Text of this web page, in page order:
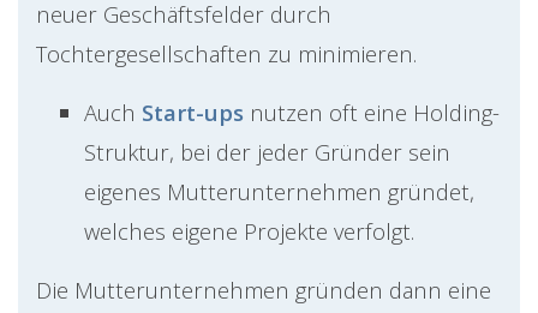
neuer Geschäftsfelder durch
Tochtergesellschaften zu minimieren.
Auch Start-ups nutzen oft eine Holding-
Struktur, bei der jeder Gründer sein
eigenes Mutterunternehmen gründet,
welches eigene Projekte verfolgt.
Die Mutterunternehmen gründen dann eine